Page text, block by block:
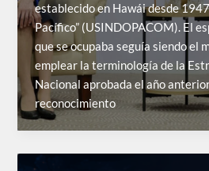
establecido en Hawái desde
Pacífico” (USINDOPACOM). El
que se ocupaba seguía siendo el
emplear la terminología de la
Nacional aprobada el año
reconocimiento